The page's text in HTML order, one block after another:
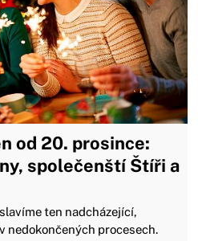
od 20. prosince:
společenští Štíři a
ten nadcházející,
nedokončených procesech.